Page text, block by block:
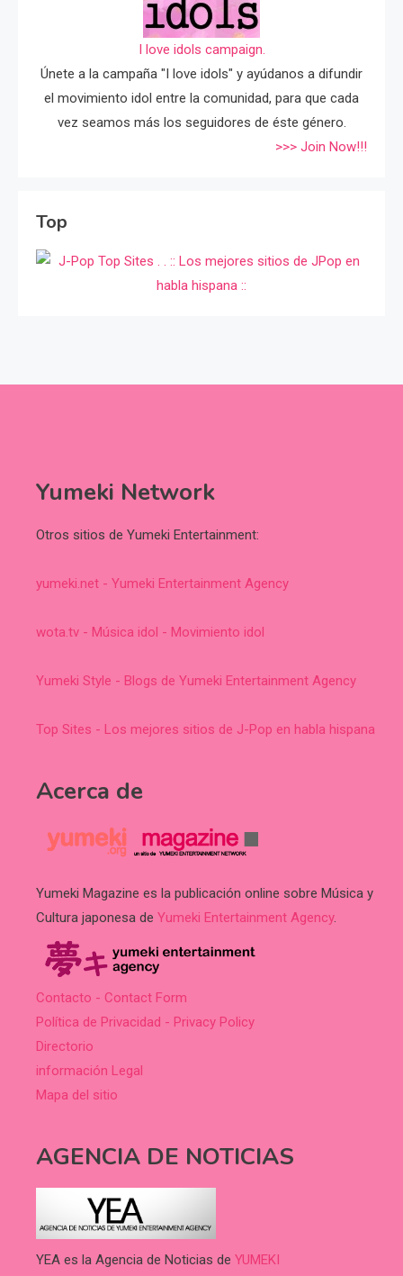
I love idols campaign.
Únete a la campaña "I love idols" y ayúdanos a difundir
el movimiento idol entre la comunidad, para que cada
vez seamos más los seguidores de éste género.
>>> Join Now!!!
Top
Yumeki Network
Otros sitios de Yumeki Entertainment:
yumeki.net - Yumeki Entertainment Agency
wota.tv - Música idol - Movimiento idol
Yumeki Style - Blogs de Yumeki Entertainment Agency
Top Sites - Los mejores sitios de J-Pop en habla hispana
Acerca de
Yumeki Magazine es la publicación online sobre Música y
Cultura japonesa de Yumeki Entertainment Agency.
Contacto - Contact Form
Política de Privacidad - Privacy Policy
Directorio
información Legal
Mapa del sitio
AGENCIA DE NOTICIAS
YEA es la Agencia de Noticias de YUMEKI